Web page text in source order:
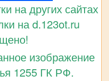
на других сайтах
на d.123ot.ru
изображение
1255 ГК РФ.